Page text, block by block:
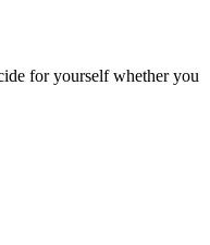
for yourself whether you